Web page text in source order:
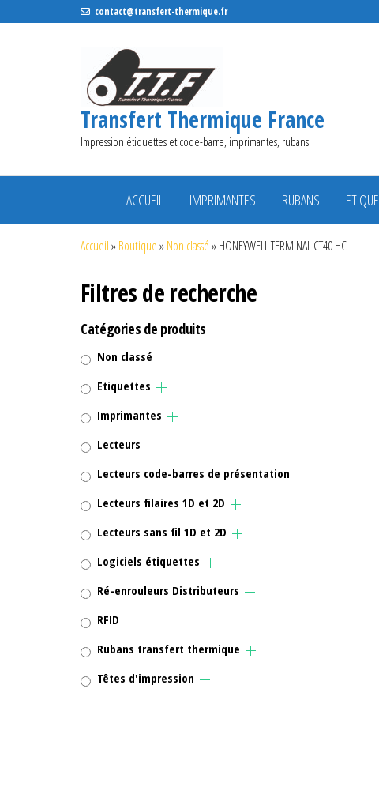
contact@transfert-thermique.fr
Transfert Thermique France
Impression étiquettes et code-barre, imprimantes, rubans
ACCUEIL IMPRIMANTES RUBANS
Accueil»Boutique»Non classé»HONEYWELL TERMINAL CT40 HC
Filtres de recherche
Catégories de produits
Non classé
Etiquettes
Imprimantes
Lecteurs
Lecteurs code-barres de présentation
Lecteurs filaires 1D et 2D
Lecteurs sans fil 1D et 2D
Logiciels étiquettes
Ré-enrouleurs Distributeurs
RFID
Rubans transfert thermique
Têtes d'impression